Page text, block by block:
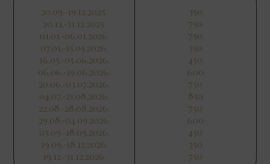
20.09.-19.12.2025.
20.12.-31.12.2025.
01.01.-06.01.2026.
07.01.-15.05.2026.
16.05.-05.06.2026.
06.06.-19.06.2026.
20.06.-03.07.2026.
04.07.-21.08.2026.
22.08.-28.08.2026.
29.08.-04.09.2026.
05.09.-18.09.2026.
19.09.-18.12.2026.
19.12.-31.12.2026.
350
750
750
350
450
600
750
850
750
600
450
350
750